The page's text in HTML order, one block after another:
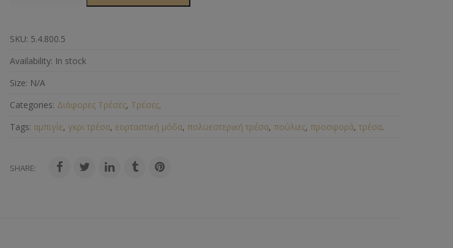
SKU: 5.4.800.5
Availability: In stock
Size: N/A
Categories: Διάφορες Τρέσες, Τρέσες.
Tags: αμπιγίε, γκρι τρέσα, εορταστική μόδα,πολυεστερική τρέσα,πούλιες,προσφορά,τρέσα.
SHARE: